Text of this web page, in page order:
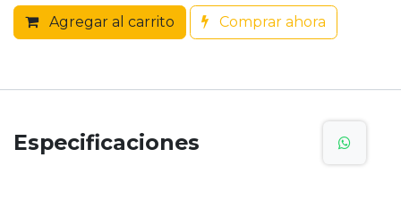
Agregar al carrito Comprar ahora
Especificaciones